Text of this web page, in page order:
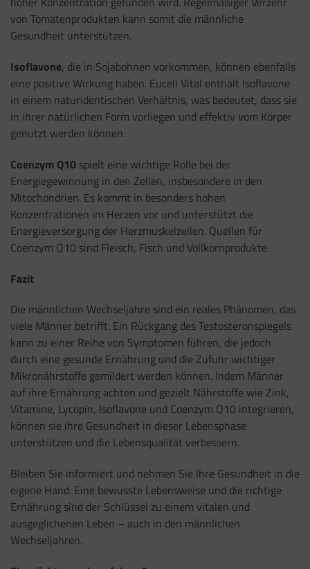
von Tomatenprodukten kann somit die männliche
Gesundheit unterstützen.
Isoflavone, die in Sojabohnen vorkommen, können ebenfalls
eine positive Wirkung haben. Eucell Vital enthält Isoflavone
in einem naturidentischen Verhältnis, was bedeutet, dass sie
in ihrer natürlichen Form vorliegen und effektiv vom Körper
genutzt werden können.
Coenzym Q10 spielt eine wichtige Rolle bei der
Energiegewinnung in den Zellen, insbesondere in den
Mitochondrien. Es kommt in besonders hohen
Konzentrationen im Herzen vor und unterstützt die
Energieversorgung der Herzmuskelzellen. Quellen für
Coenzym Q10 sind Fleisch, Fisch und Vollkornprodukte.
Fazit
Die männlichen Wechseljahre sind ein reales Phänomen, das
viele Männer betrifft. Ein Rückgang des Testosteronspiegels
kann zu einer Reihe von Symptomen führen, die jedoch
durch eine gesunde Ernährung und die Zufuhr wichtiger
Mikronährstoffe gemildert werden können. Indem Männer
auf ihre Ernährung achten und gezielt Nährstoffe wie Zink,
Vitamine, Lycopin, Isoflavone und Coenzym Q10 integrieren,
können sie ihre Gesundheit in dieser Lebensphase
unterstützen und die Lebensqualität verbessern.
Bleiben Sie informiert und nehmen Sie Ihre Gesundheit in die
eigene Hand. Eine bewusste Lebensweise und die richtige
Ernährung sind der Schlüssel zu einem vitalen und
ausgeglichenen Leben – auch in den männlichen
Wechseljahren.